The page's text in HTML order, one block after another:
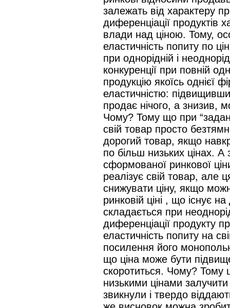
залежать від характеру
диференціації продуктів
влади над ціною. Тому,
еластичність попиту по
при однорідній і
конкуренції при повній
продукцію якоїсь однієї
еластичністю:
продає нічого, а знизив,
Чому? Тому що при
свій товар просто
дорогий товар, якщо
по більш низьких цінах.
сформованої ринкової
реалізує свій товар, але
снижувати ціну, якщо
ринковій ціні , що існує
складається при
диференціації продукту
еластичність попиту на
посилення його
що ціна може бути
скоротиться. Чому? Тому
низькими цінами
звикнули і твердо